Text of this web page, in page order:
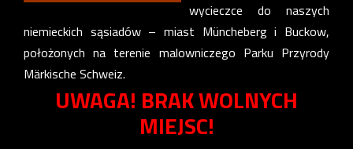
wycieczce do naszych
niemieckich sąsiadów – miast Müncheberg i Buckow,
położonych na terenie malowniczego Parku Przyrody
Märkische Schweiz.
UWAGA! BRAK WOLNYCH
MIEJSC!